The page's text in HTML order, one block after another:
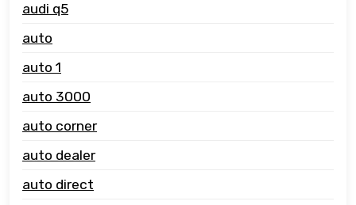
audi q5
auto
auto 1
auto 3000
auto corner
auto dealer
auto direct